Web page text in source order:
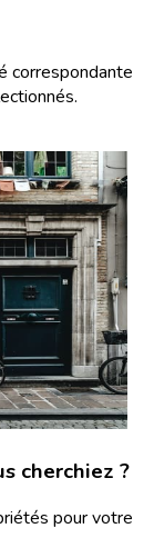
correspondante
cherchiez ?
pour votre